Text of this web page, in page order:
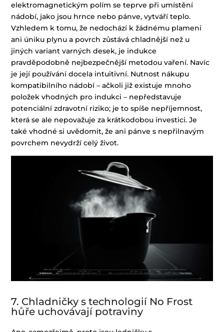
elektromagnetickým polím se teprve při umístění
nádobí, jako jsou hrnce nebo pánve, vytváří teplo.
Vzhledem k tomu, že nedochází k žádnému plameni
ani úniku plynu a povrch zůstává chladnější než u
jiných variant varných desek, je indukce
pravděpodobně nejbezpečnější metodou vaření. Navíc
je její používání docela intuitivní. Nutnost nákupu
kompatibilního nádobí – ačkoli již existuje mnoho
položek vhodných pro indukci – nepředstavuje
potenciální zdravotní riziko; je to spíše nepříjemnost,
která se ale nepovažuje za krátkodobou investici. Je
také vhodné si uvědomit, že ani pánve s nepřilnavým
povrchem nevydrží celý život.
7. Chladničky s technologií No Frost
hůře uchovávají potraviny